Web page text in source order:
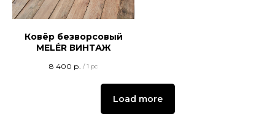
Ковёр безворсовый
MELÉR ВИНТАЖ
8 400 р. / 1 pc
Load more